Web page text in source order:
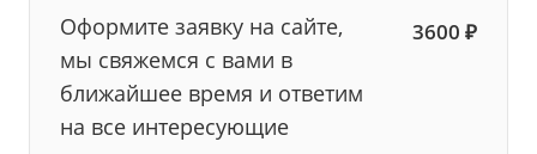
Оформите заявку на сайте,
мы свяжемся с вами в
ближайшее время и ответим
на все интересующие
3600 ₽